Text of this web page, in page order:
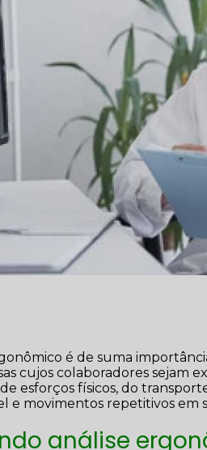
é de suma
cujos colaboradores sejam
esforços físicos, do
e movimentos repetitivos em
análise